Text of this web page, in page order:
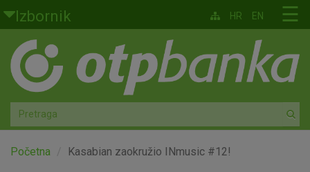
Skoči na glavni sadržaj
Izbornik
Građani
Privatno bankarstvo
Agro
Mala poduzeća i obrtnici
☰
HR EN
Početna Kasabian zaokružio INmusic #12!